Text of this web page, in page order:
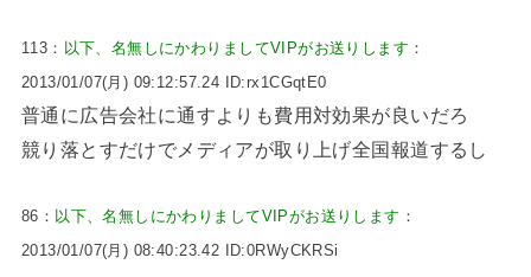
113： 以下、名無しにかわりましてVIPがお送りします ：
2013/01/07(月) 09:12:57.24 ID:rx1CGqtE0
普通に広告会社に通すよりも費用対効果が良いだろ
競り落とすだけでメディアが取り上げ全国報道するし
86： 以下、名無しにかわりましてVIPがお送りします ：
2013/01/07(月) 08:40:23.42 ID:0RWyCKRSi